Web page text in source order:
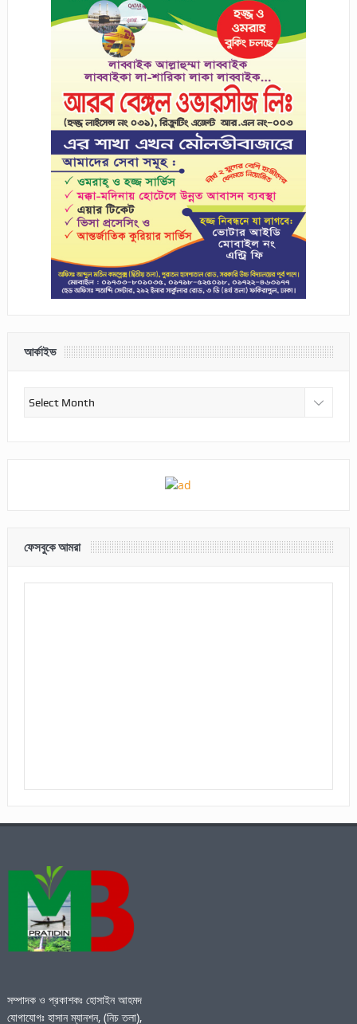
আর্কাইভ
আর্কাইভ
ফেসবুকে আমরা
সম্পাদক ও প্রকাশকঃ হোসাইন আহমদ
যোগাযোগঃ হাসান ম্যানশন, (নিচ তলা),